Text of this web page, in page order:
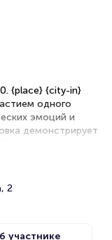
{place} {city-in}
одного
эмоций и
демонстрирует
2
участнике